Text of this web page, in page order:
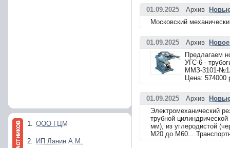
1. ООО ГЦМ
2. ИП Ланин А.М.
01.09.2025 Архив
Московский
01.09.2025 Архив
Предлагаем
УГС-6 -
ММЗ-3101-
Цена: 574000
01.09.2025 Архив
Электромеханический
трубной
мм), из углеродистой
М20 до М60...